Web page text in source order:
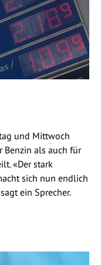
und Mittwoch
als auch für
«Der stark
sich nun endlich
ein Sprecher.